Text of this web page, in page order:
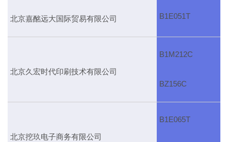
北京嘉酩远大国际贸易有限公司 B1E051T
北京久宏时代印刷技术有限公司
B1M212C
BZ156C
北京挖玖电子商务有限公司
B1E065T